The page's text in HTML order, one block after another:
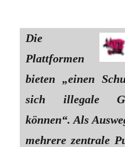
Die
Plattformen
bieten „einen
sich illegale
können“. Als
mehrere zentrale